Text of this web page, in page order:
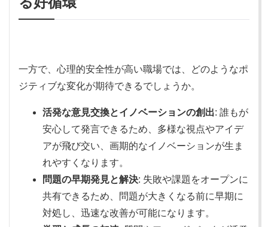
一方で、心理的安全性が高い職場では、どのようなポ
ジティブな変化が期待できるでしょうか。
活発な意見交換とイノベーションの創出: 誰もが
安心して発言できるため、多様な視点やアイデ
アが飛び交い、画期的なイノベーションが生ま
れやすくなります。
問題の早期発見と解決: 失敗や課題をオープンに
共有できるため、問題が大きくなる前に早期に
対処し、迅速な改善が可能になります。